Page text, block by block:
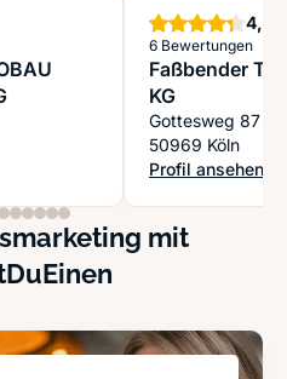
Linden GmbH & Co. KG
4,3
6 Bewertungen
Faßbender
KG
Gottesweg 87
50969 Köln
Profil ansehen
: Faßbender
mit